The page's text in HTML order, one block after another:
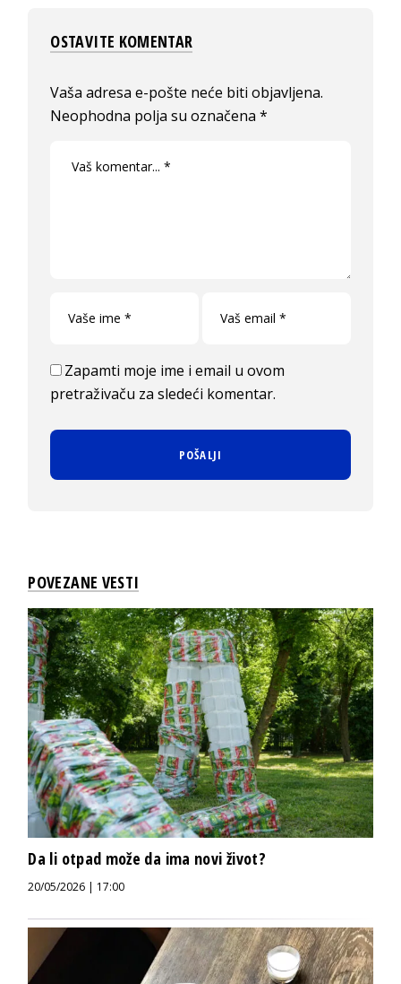
OSTAVITE KOMENTAR
Vaša adresa e-pošte neće biti objavljena.
Neophodna polja su označena*
Zapamti moje ime i email u ovom
pretraživaču za sledeći komentar.
POVEZANE VESTI
Da li otpad može da ima novi život?
20/05/2026 | 17:00